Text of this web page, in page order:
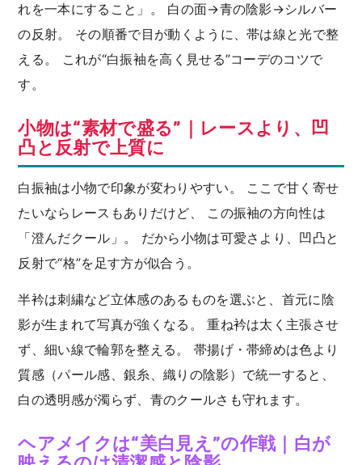
れを一本にすること」。 白の面→青の陰影→シルバー
の反射。 その順番で目が動くように、帯は線と光で整
える。 これが“白振袖を高く見せる”コーデのコツで
す。
小物は“素材で盛る”｜レースより、凹
凸と反射で上質に
白振袖は小物で印象が変わりやすい。 ここで甘く寄せ
たいならレースもありだけど、 この振袖の方向性は
「澄んだクール」。 だから小物は可愛さより、凹凸と
反射で“格”を足す方が似合う。
半衿は刺繍など立体感のあるものを選ぶと、首元に陰
影が生まれて写真が強くなる。 重ね衿は太く主張させ
ず、細い線で輪郭を整える。 帯揚げ・帯締めは色より
質感（パール感、銀糸、織りの陰影）で統一すると、
白の透明感が濁らず、青のクールさも守れます。
ヘアメイクは“美白見え”の作戦｜白が